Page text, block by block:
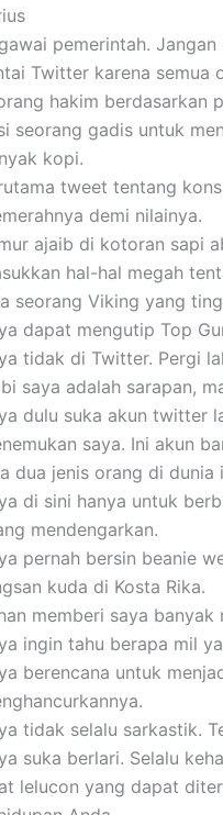
pemerintah.
Twitter karena semua
hakim berdasarkan
seorang gadis untuk
kopi.
tweet tentang
demi nilainya.
ajaib di kotoran sapi
hal-hal megah
seorang Viking yang
dapat mengutip Top
tidak di Twitter. Pergi
saya adalah sarapan,
dulu suka akun twitter
saya. Ini akun
dua jenis orang di
di sini hanya untuk
mendengarkan.
pernah bersin beanie
kuda di Kosta Rika.
memberi saya
ingin tahu berapa mil
berencana untuk
tidak selalu sarkastik.
suka berlari. Selalu
lelucon yang dapat